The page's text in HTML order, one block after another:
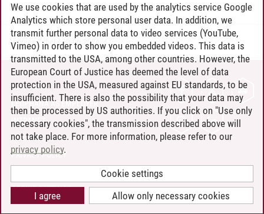
Andreea Tribel 30.06.2024
CONTACT
LEUPHANA AS EMPLOYER
INTRANET
SITE NOTICE
PRIVACY POLICY
COOKIE SETTINGS
We use cookies that are used by the analytics service Google
Analytics which store personal user data. In addition, we
transmit further personal data to video services (YouTube,
Vimeo) in order to show you embedded videos. This data is
transmitted to the USA, among other countries. However, the
European Court of Justice has deemed the level of data
protection in the USA, measured against EU standards, to be
insufficient. There is also the possibility that your data may
then be processed by US authorities. If you click on "Use only
necessary cookies", the transmission described above will
not take place. For more information, please refer to our
privacy policy.
Cookie settings
Allow only necessary cookies
I agree